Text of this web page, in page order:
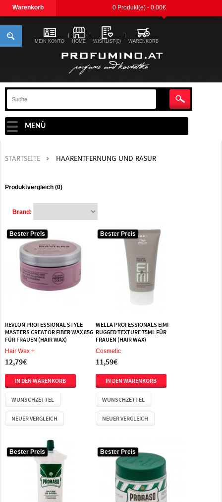
Warenkorb 0 Produkt(e) - 0,00€
MEIN KONTO HOME WISHLIST(0) WARENKORB
MENÙ
STARTSEITE HAARENTFERNUNG UND RASUR
Produktvergleich (0)
Brand:
Bester Preis
REVLON PROFESSIONAL STYLE
MASTERS CREATOR FIBER WAX 85G
FÜR FRAUEN (HAIR WAX)
Hair Wax +
12,79€
WUNSCHZETTEL
NEUER VERGLEICH
Bester Preis
WELLA PROFESSIONALS EIMI
RUGGED TEXTURE 75ML FÜR
FRAUEN (HAIR WAX)
Cosmetic
11,59€
WUNSCHZETTEL
NEUER VERGLEICH
Bester Preis Bester Preis